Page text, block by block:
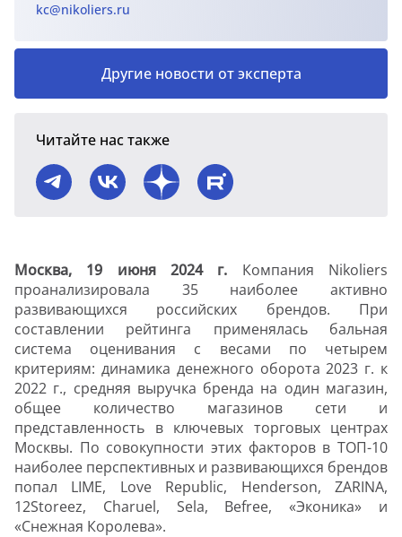
kc@nikoliers.ru
Другие новости от эксперта
Читайте нас также
Москва, 19 июня 2024 г. Компания Nikoliers
проанализировала 35 наиболее активно
развивающихся российских брендов. При
составлении рейтинга применялась бальная
система оценивания с весами по четырем
критериям: динамика денежного оборота 2023 г. к
2022 г., средняя выручка бренда на один магазин,
общее количество магазинов сети и
представленность в ключевых торговых центрах
Москвы. По совокупности этих факторов в ТОП-10
наиболее перспективных и развивающихся брендов
попал LIME, Love Republic, Henderson, ZARINA,
12Storeez, Charuel, Sela, Befree, «Эконика» и
«Снежная Королева».